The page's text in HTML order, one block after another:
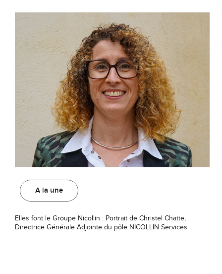
A la une
Elles font le Groupe Nicollin : Portrait de Christel Chatte,
Directrice Générale Adjointe du pôle NICOLLIN Services